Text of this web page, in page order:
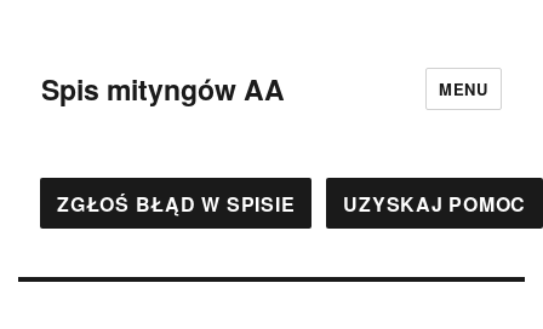
Spis mityngów AA MENU
ZGŁOŚ BŁĄD W SPISIE UZYSKAJ POMOC